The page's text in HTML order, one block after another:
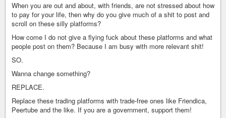
When you are out and about, with friends, are not stressed about how
to pay for your life, then why do you give much of a shit to post and
scroll on these silly platforms?
How come I do not give a flying fuck about these platforms and what
people post on them? Because I am busy with more relevant shit!
SO.
Wanna change something?
REPLACE.
Replace these trading platforms with trade-free ones like Friendica,
Peertube and the like. If you are a government, support them!